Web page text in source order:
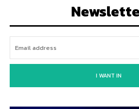
I WANT IN